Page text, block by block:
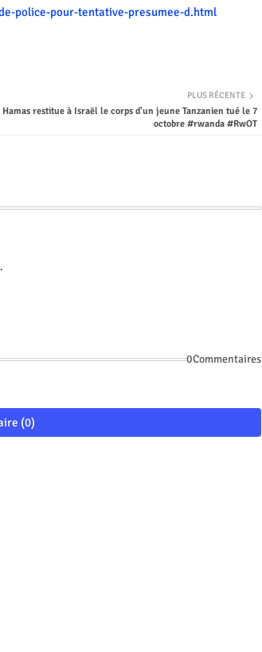
police-pour-tentative-presumee-d.html
PLUS RÉCENTE
Hamas restitue à Israël le corps d'un jeune Tanzanien tué le 7
octobre #rwanda #RwOT
0Commentaires
(0)